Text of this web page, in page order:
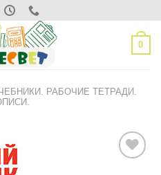
0
РАБОЧИЕ ТЕТРАДИ.